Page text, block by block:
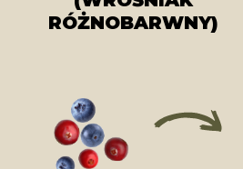
RÓŻNOBARWNY)